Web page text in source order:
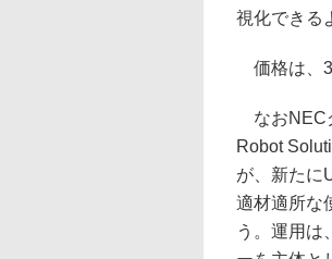
視化できる
価格は、3
なおNEC
Robot
が、新たに
適材適所な
う。運用は